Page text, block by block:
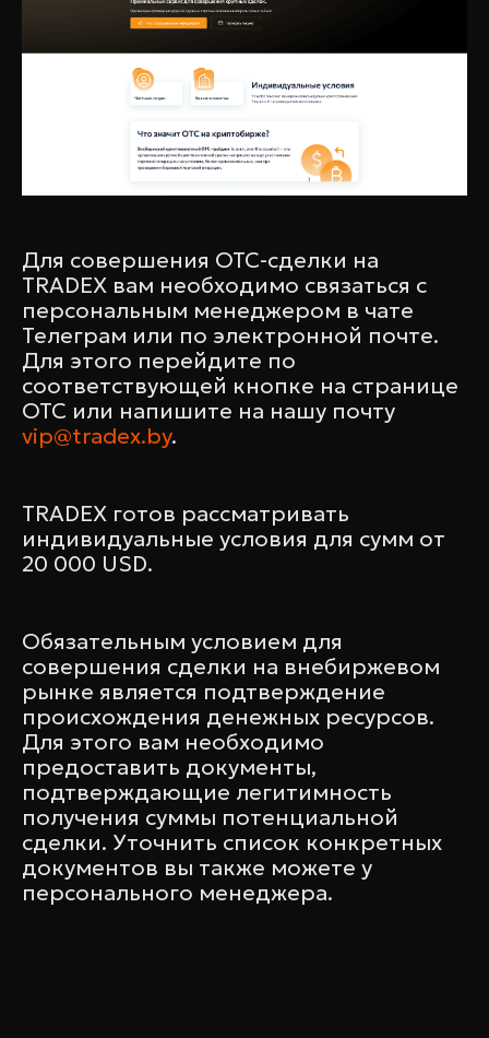
Для совершения ОТС-сделки на
TRADEX вам необходимо связаться с
персональным менеджером в чате
Телеграм или по электронной почте.
Для этого перейдите по
соответствующей кнопке на странице
ОТС или напишите на нашу почту
vip@tradex.by.
TRADEX готов рассматривать
индивидуальные условия для сумм от
20 000 USD.
Обязательным условием для
совершения сделки на внебиржевом
рынке является подтверждение
происхождения денежных ресурсов.
Для этого вам необходимо
предоставить документы,
подтверждающие легитимность
получения суммы потенциальной
сделки. Уточнить список конкретных
документов вы также можете у
персонального менеджера.